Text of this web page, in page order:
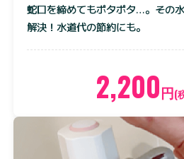
蛇口を締めてもポタポタ…。その
解決！水道代の節約にも。
2,200円(